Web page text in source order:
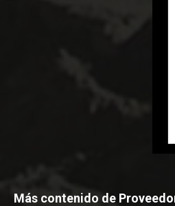
Más contenido de